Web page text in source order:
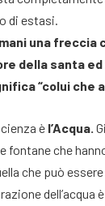
di estasi.
una freccia
della santa
“colui che
è l’Acqua.
fontane che
che può
dell’acqua